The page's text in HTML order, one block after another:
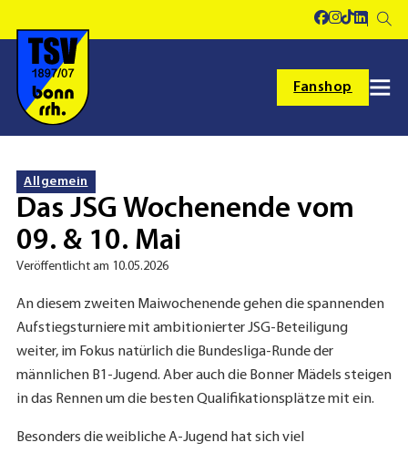
Fanshop
Allgemein
Das JSG Wochenende vom
09. & 10. Mai
Veröffentlicht am 10.05.2026
An diesem zweiten Maiwochenende gehen die spannenden
Aufstiegsturniere mit ambitionierter JSG-Beteiligung
weiter, im Fokus natürlich die Bundesliga-Runde der
männlichen B1-Jugend. Aber auch die Bonner Mädels steigen
in das Rennen um die besten Qualifikationsplätze mit ein.
Besonders die weibliche A-Jugend hat sich viel